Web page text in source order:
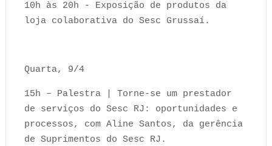
10h às 20h - Exposição de produtos da
loja colaborativa do Sesc Grussaí.
Quarta, 9/4
15h – Palestra | Torne-se um prestador
de serviços do Sesc RJ: oportunidades e
processos, com Aline Santos, da gerência
de Suprimentos do Sesc RJ.